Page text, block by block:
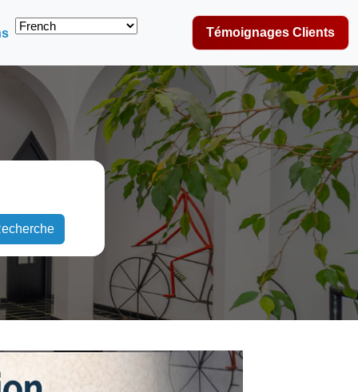
Témoignages Clients